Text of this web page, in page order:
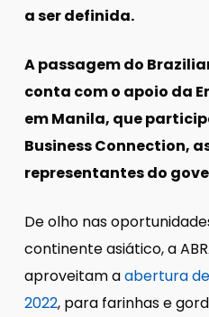
a ser definida.
A passagem do
conta com o apoio da
em Manila, que
Business Connection,
representantes do
De olho nas
continente asiático, a
aproveitam aabertura
2022, para farinhas e